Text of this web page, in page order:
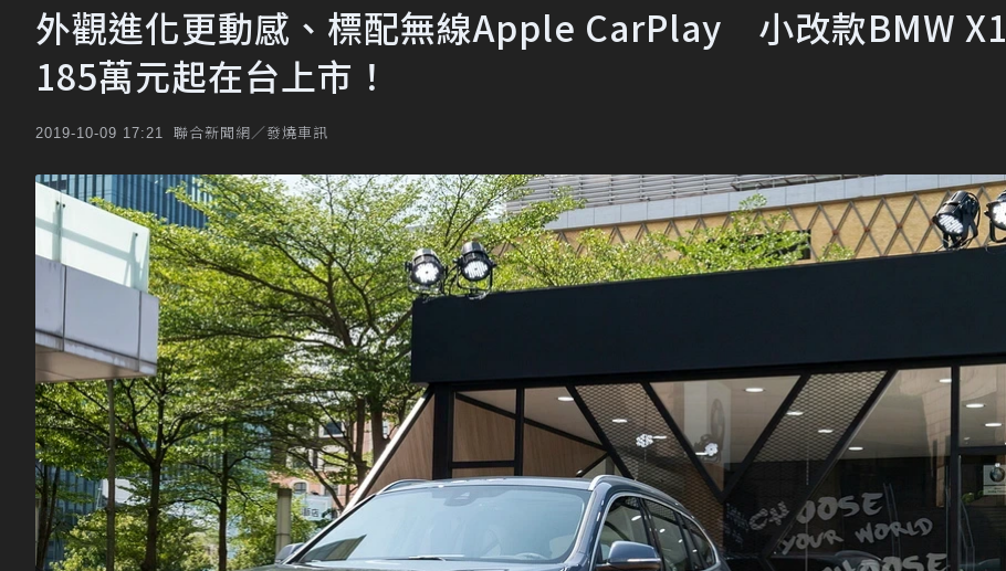
外觀進化更動感、標配無線Apple CarPlay 小改款BMW X1
185萬元起在台上市！
2019-10-09 17:21 聯合新聞網／發燒車訊